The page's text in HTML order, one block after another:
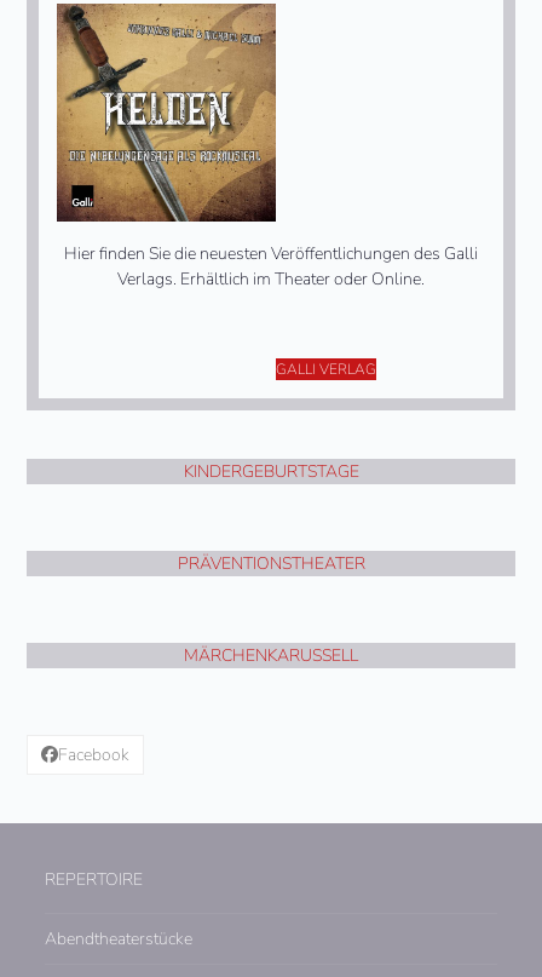
Hier finden Sie die neuesten Veröffentlichungen des Galli
Verlags. Erhältlich im Theater oder Online.
GALLI VERLAG
KINDERGEBURTSTAGE
PRÄVENTIONSTHEATER
MÄRCHENKARUSSELL
Facebook
REPERTOIRE
Abendtheaterstücke